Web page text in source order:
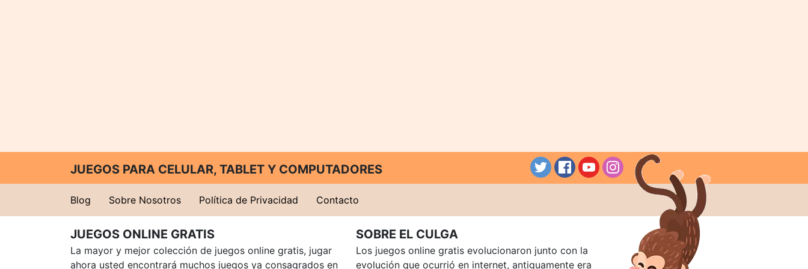
JUEGOS PARA CELULAR, TABLET Y COMPUTADORES
Blog Sobre Nosotros Política de Privacidad Contacto
JUEGOS ONLINE GRATIS
La mayor y mejor colección de juegos online gratis, jugar
ahora usted encontrará muchos juegos ya consagrados en
SOBRE EL CULGA
Los juegos online gratis evolucionaron junto con la
evolución que ocurrió en internet, antiguamente era